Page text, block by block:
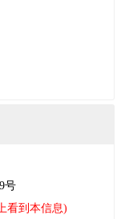
号
看到本信息)